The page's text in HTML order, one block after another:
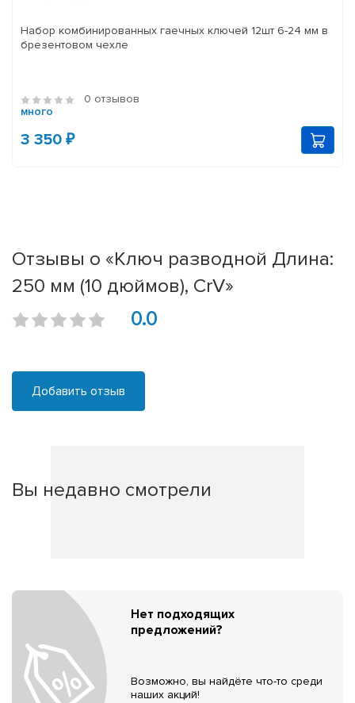
Набор комбинированных гаечных ключей 12шт 6-24 мм в
брезентовом чехле
0 отзывов
много
3 350 ₽
Отзывы о «Ключ разводной Длина:
250 мм (10 дюймов), CrV»
0.0
Добавить отзыв
Вы недавно смотрели
Нет подходящих
предложений?
Возможно, вы найдёте что-то среди
наших акций!